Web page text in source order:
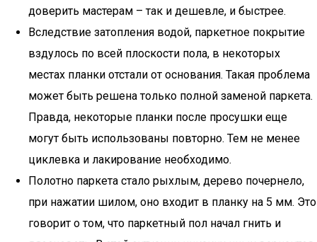
доверить мастерам – так и дешевле, и быстрее.
Вследствие затопления водой, паркетное покрытие
вздулось по всей плоскости пола, в некоторых
местах планки отстали от основания. Такая проблема
может быть решена только полной заменой паркета.
Правда, некоторые планки после просушки еще
могут быть использованы повторно. Тем не менее
циклевка и лакирование необходимо.
Полотно паркета стало рыхлым, дерево почернело,
при нажатии шилом, оно входит в планку на 5 мм. Это
говорит о том, что паркетный пол начал гнить и